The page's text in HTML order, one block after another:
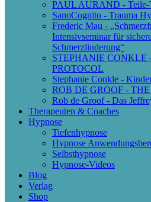
PAUL AURAND - Teile-
SanoCognito - Trauma
Frederic Mau -
Intensivseminar für
Schmerzlinderung“
STEPHANIE CONKLE
PROTOCOL
Stephanie Conkle -
ROB DE GROOF -
Rob de Groof - Das
Therapeuten & Coaches
Hypnose
Tiefenhypnose
Hypnose
Selbsthypnose
Hypnose-Videos
Blog
Verlag
Shop